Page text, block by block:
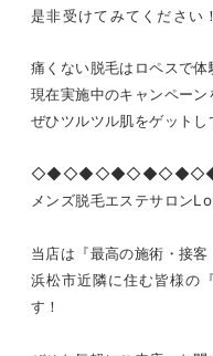
是非受けてみてください！
痛くない脱毛はロペスで体
現在実施中のキャンペー
ぜひツルツル肌をゲットし
メンズ脱毛エステサロン
当店は『最高の施術・接
浜松市近隣に住む皆様の
す！